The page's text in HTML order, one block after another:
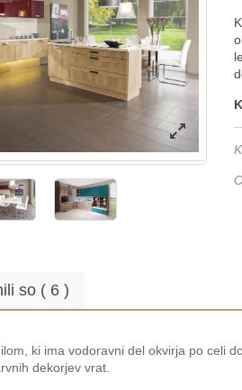
so ( 6 )
ki ima vodoravni del okvirja po celi
dekorjev vrat.